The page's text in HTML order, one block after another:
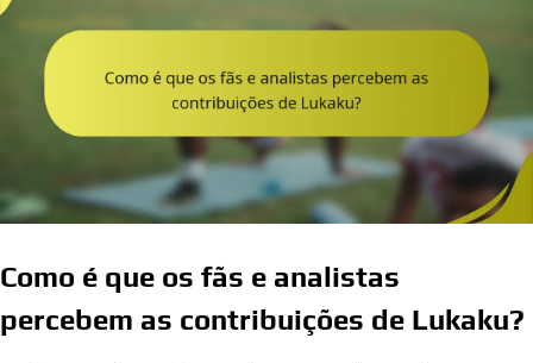
Como é que os fãs e analistas
percebem as contribuições de Lukaku?